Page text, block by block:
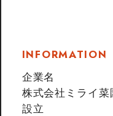
INFORMATION
企業名
株式会社ミライ菜
設立